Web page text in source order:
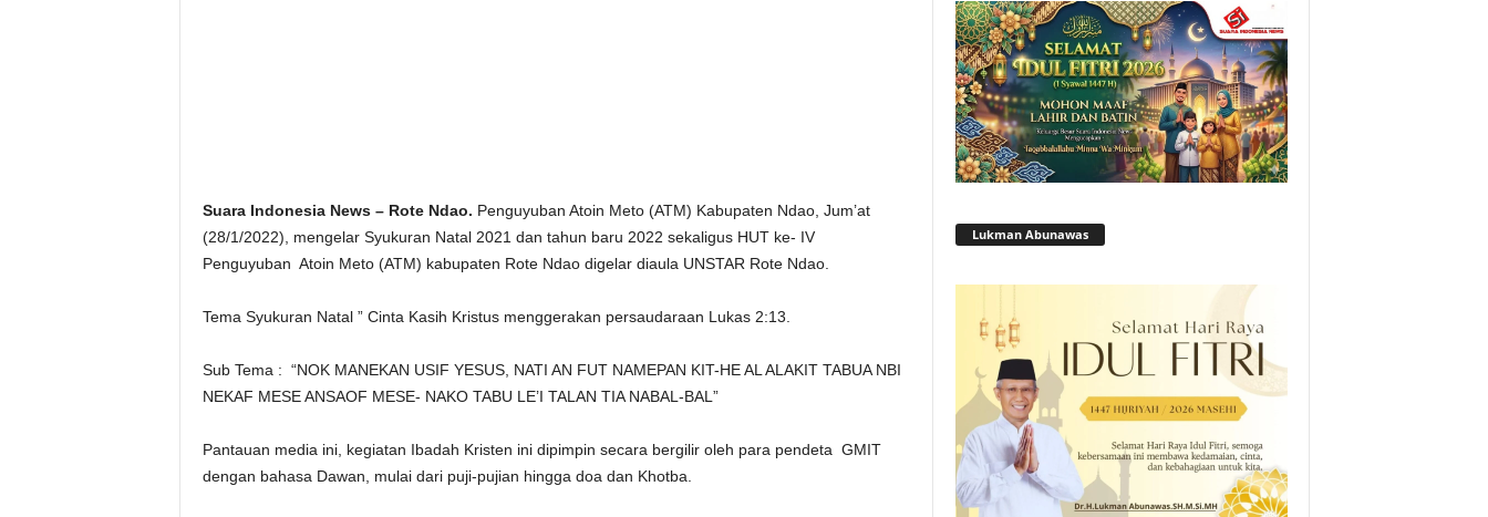
Suara Indonesia News – Rote Ndao. Penguyuban Atoin Meto (ATM) Kabupaten Ndao, Jum’at
(28/1/2022), mengelar Syukuran Natal 2021 dan tahun baru 2022 sekaligus HUT ke- IV
Penguyuban Atoin Meto (ATM) kabupaten Rote Ndao digelar diaula UNSTAR Rote Ndao.
Tema Syukuran Natal ” Cinta Kasih Kristus menggerakan persaudaraan Lukas 2:13.
Sub Tema : “NOK MANEKAN USIF YESUS, NATI AN FUT NAMEPAN KIT-HE AL ALAKIT TABUA NBI
NEKAF MESE ANSAOF MESE- NAKO TABU LE’I TALAN TIA NABAL-BAL”
Pantauan media ini, kegiatan Ibadah Kristen ini dipimpin secara bergilir oleh para pendeta GMIT
dengan bahasa Dawan, mulai dari puji-pujian hingga doa dan Khotba.
Lukman Abunawas